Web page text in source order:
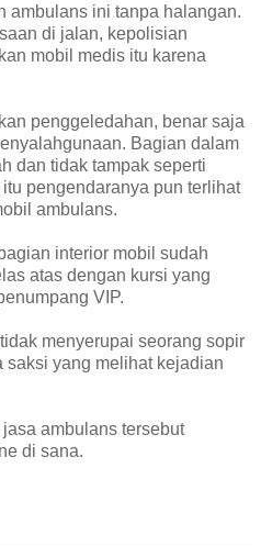
ambulans ini tanpa halangan.
di jalan, kepolisian
mobil medis itu karena
penggeledahan, benar saja
Bagian dalam
dan tidak tampak seperti
pengendaranya pun terlihat
ambulans.
interior mobil sudah
atas dengan kursi yang
VIP.
menyerupai seorang sopir
saksi yang melihat kejadian
ambulans tersebut
di sana.